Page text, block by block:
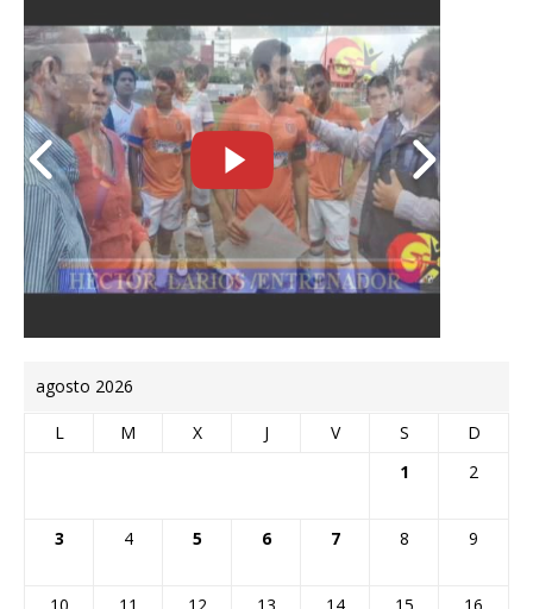
agosto 2026
L M X J V S
D
1
2
3 4 5 6 7 8 9